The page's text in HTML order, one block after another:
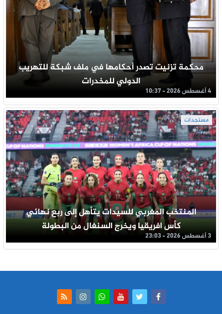
محكمة تزنيت تصدر أحكامها في ملف شبكة للتهريب
الدولي للمخدرات
4 أغسطس 2026 - 10:37
مستجدات
المنتخب المغربي للسيدات يتأهل إلى ربع نهائي
كأس افريقيا ويخرج السنغال من البطولة
3 أغسطس 2026 - 23:03